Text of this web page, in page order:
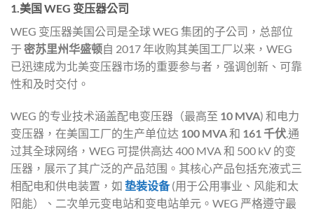
1.美国 WEG 变压器公司
WEG 变压器美国公司是全球 WEG 集团的子公司，总部位
于 密苏里州华盛顿自 2017 年收购其美国工厂以来，WEG
已迅速成为北美变压器市场的重要参与者，强调创新、可靠
性和及时交付。
WEG 的专业技术涵盖配电变压器（最高至 10 MVA) 和电力
变压器，在美国工厂的生产单位达 100 MVA和 161 千伏.通
过其全球网络，WEG 可提供高达 400 MVA 和 500 kV 的变
压器，展示了其广泛的产品范围。其核心产品包括充液式三
相配电和供电装置，如 垫装设备(用于公用事业、风能和太
阳能）、二次单元变电站和变电站单元。WEG 严格遵守最